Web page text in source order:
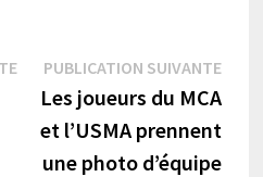
Publication
précédente :
PUBLICATION SUIVANTE
Les joueurs du MCA
et l’USMA prennent
une photo d’équipe